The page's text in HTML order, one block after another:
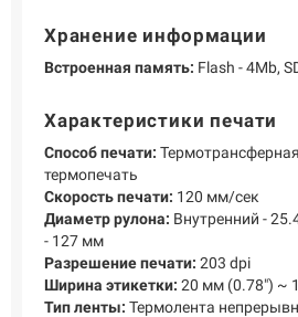
Хранение информации
Встроенная память: Flash - 4Mb,
Характеристики печати
Способ печати:
термопечать
Скорость печати: 120 мм/сек
Диаметр рулона: Внутренний -
- 127 мм
Разрешение печати: 203 dpi
Ширина этикетки: 20 мм (0.78") ~
Тип ленты: Термолента